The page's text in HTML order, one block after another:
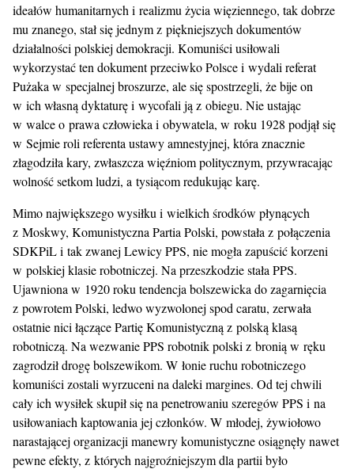
ideałów humanitarnych i realizmu życia więziennego, tak dobrze
mu znanego, stał się jednym z piękniejszych dokumentów
działalności polskiej demokracji. Komuniści usiłowali
wykorzystać ten dokument przeciwko Polsce i wydali referat
Pużaka w specjalnej broszurze, ale się spostrzegli, że bije on
w ich własną dyktaturę i wycofali ją z obiegu. Nie ustając
w walce o prawa człowieka i obywatela, w roku 1928 podjął się
w Sejmie roli referenta ustawy amnestyjnej, która znacznie
złagodziła kary, zwłaszcza więźniom politycznym, przywracając
wolność setkom ludzi, a tysiącom redukując karę.
Mimo największego wysiłku i wielkich środków płynących
z Moskwy, Komunistyczna Partia Polski, powstała z połączenia
SDKPiL i tak zwanej Lewicy PPS, nie mogła zapuścić korzeni
w polskiej klasie robotniczej. Na przeszkodzie stała PPS.
Ujawniona w 1920 roku tendencja bolszewicka do zagarnięcia
z powrotem Polski, ledwo wyzwolonej spod caratu, zerwała
ostatnie nici łączące Partię Komunistyczną z polską klasą
robotniczą. Na wezwanie PPS robotnik polski z bronią w ręku
zagrodził drogę bolszewikom. W łonie ruchu robotniczego
komuniści zostali wyrzuceni na daleki margines. Od tej chwili
cały ich wysiłek skupił się na penetrowaniu szeregów PPS i na
usiłowaniach kaptowania jej członków. W młodej, żywiołowo
narastającej organizacji manewry komunistyczne osiągnęły nawet
pewne efekty, z których najgroźniejszym dla partii było